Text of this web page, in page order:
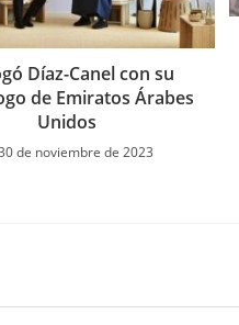
Díaz-Canel con su
de Emiratos Árabes
Unidos
de noviembre de 2023